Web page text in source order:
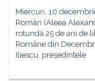
Miercuri, 10
Român (Aleea
rotundă 25 de ani de
Române din
Iliescu, președintele